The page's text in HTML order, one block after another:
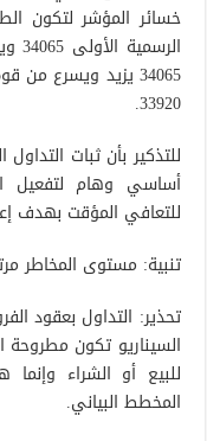
خسائر المؤشر لتكون
34065 يزيد ويسرع
33920.
أساسي وهام لتفعيل
للتعافي المؤقت بهدف إعادة
تنبية: مستوى المخاطر
تحذير: التداول بعقود
السيناريو تكون
للبيع أو الشراء
المخطط البياني.